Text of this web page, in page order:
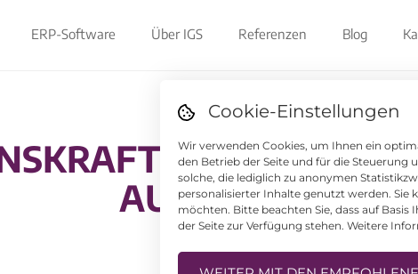
Cookie-Einstellungen
Wir verwenden Cookies, um Ihnen ein
den Betrieb der Seite und für die
solche, die lediglich zu anonymen
personalisierter Inhalte genutzt werden. Sie
möchten. Bitte beachten Sie, dass auf
der Seite zur Verfügung stehen. Weitere
ERP-Software Über IGS Referenzen Blog
DES KUNDEN
AUCH IGS